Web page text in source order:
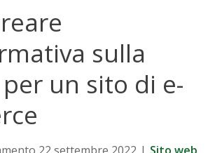
sulla
un sito di e-